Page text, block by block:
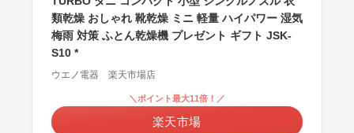
類乾燥 おしゃれ 靴乾燥 ミニ 軽量 ハイパワー 湿気
梅雨 対策 ふとん乾燥機 プレゼント ギフト JSK-
S10 *
ウエノ電器 楽天市場店
＼ポイント最大11倍！／
楽天市場